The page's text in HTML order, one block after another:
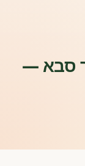
סבא —